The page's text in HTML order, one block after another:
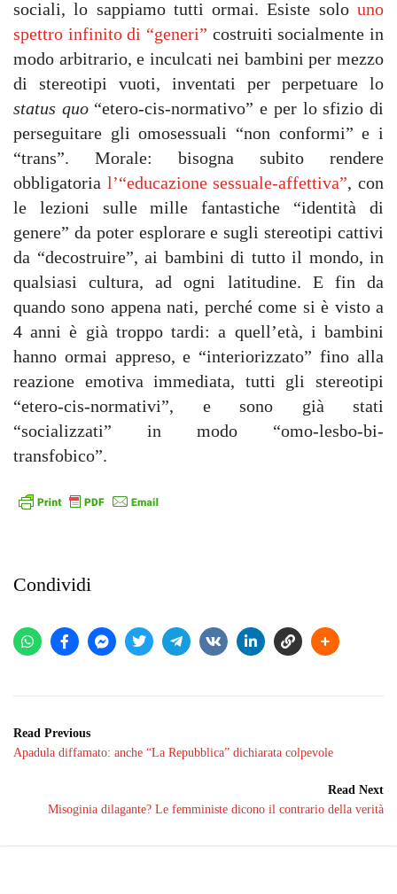
sociali, lo sappiamo tutti ormai. Esiste solo uno
spettro infinito di “generi” costruiti socialmente in
modo arbitrario, e inculcati nei bambini per mezzo
di stereotipi vuoti, inventati per perpetuare lo
status quo “etero-cis-normativo” e per lo sfizio di
perseguitare gli omosessuali “non conformi” e i
“trans”. Morale: bisogna subito rendere
obbligatoria l’“educazione sessuale-affettiva”, con
le lezioni sulle mille fantastiche “identità di
genere” da poter esplorare e sugli stereotipi cattivi
da “decostruire”, ai bambini di tutto il mondo, in
qualsiasi cultura, ad ogni latitudine. E fin da
quando sono appena nati, perché come si è visto a
4 anni è già troppo tardi: a quell’età, i bambini
hanno ormai appreso, e “interiorizzato” fino alla
reazione emotiva immediata, tutti gli stereotipi
“etero-cis-normativi”, e sono già stati
“socializzati” in modo “omo-lesbo-bi-
transfobico”.
Condividi
Read Previous
Apadula diffamato: anche “La Repubblica” dichiarata colpevole
Read Next
Misoginia dilagante? Le femministe dicono il contrario della verità